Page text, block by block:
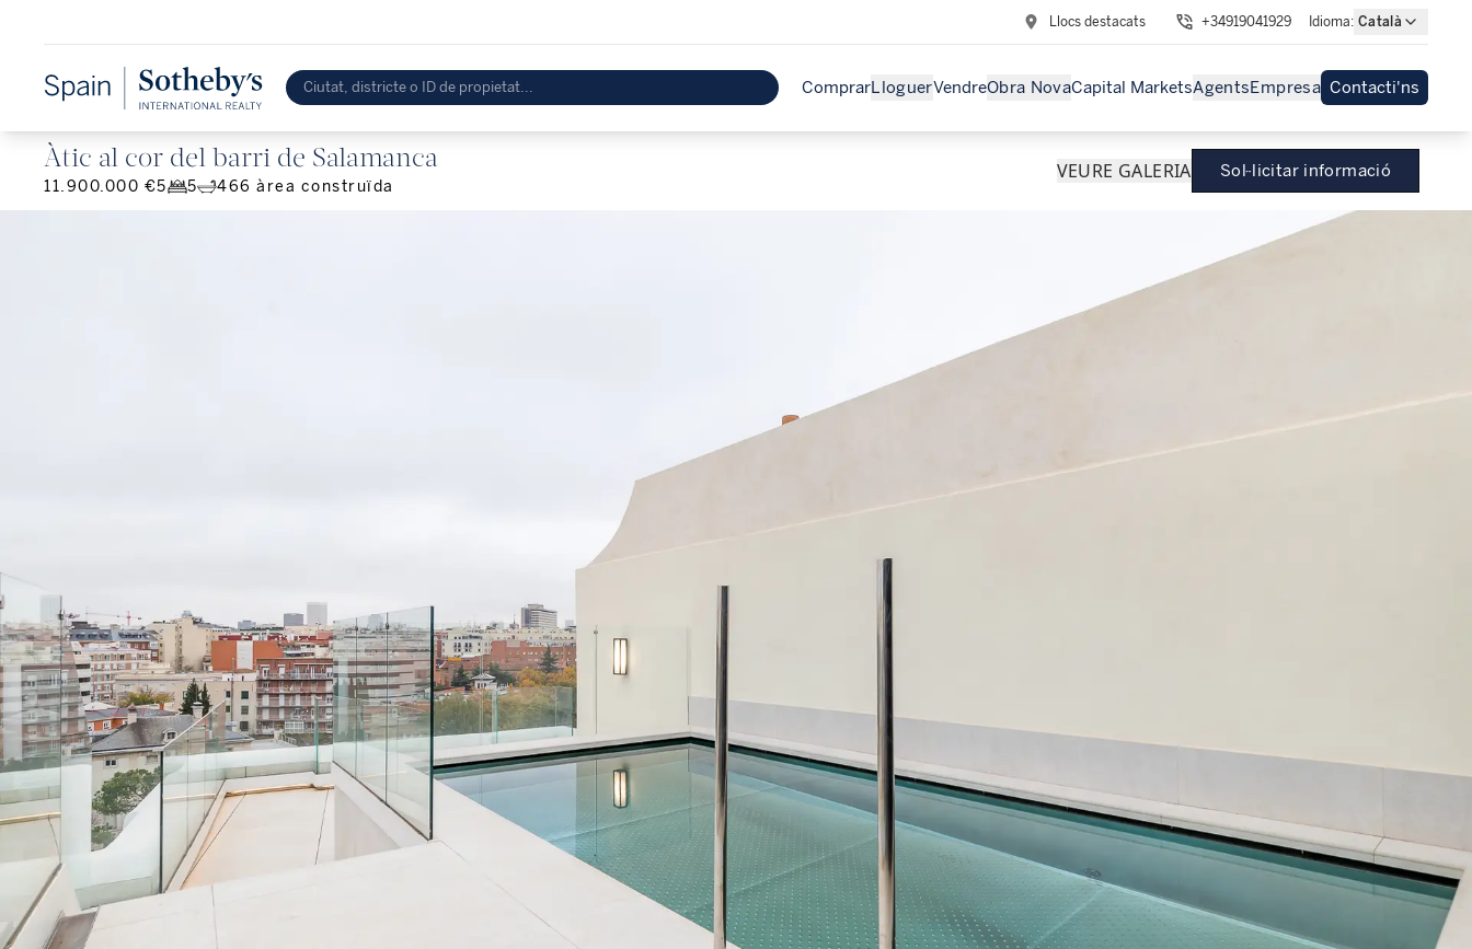
Llocs destacats +34919041929 Idioma: Català
ComprarLloguerVendreObra NovaCapital MarketsAgentsEmpresa Contacti'ns
Àtic al cor del barri de Salamanca
11.900.000 €5 5 466 àrea construïda
VEURE GALERIA Sol·licitar informació